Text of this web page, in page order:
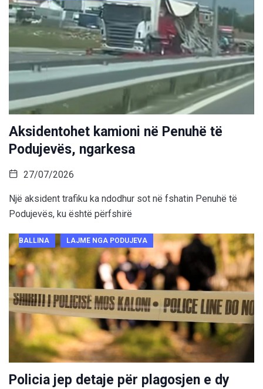
Aksidentohet kamioni në Penuhë të
Podujevës, ngarkesa
27/07/2026
Një aksident trafiku ka ndodhur sot në fshatin Penuhë të
Podujevës, ku është përfshirë
BALLINA LAJME NGA PODUJEVA
Policia jep detaje për plagosjen e dy